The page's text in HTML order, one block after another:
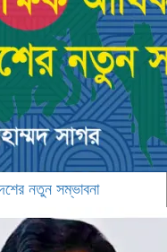
নতুন সম্ভাবনা